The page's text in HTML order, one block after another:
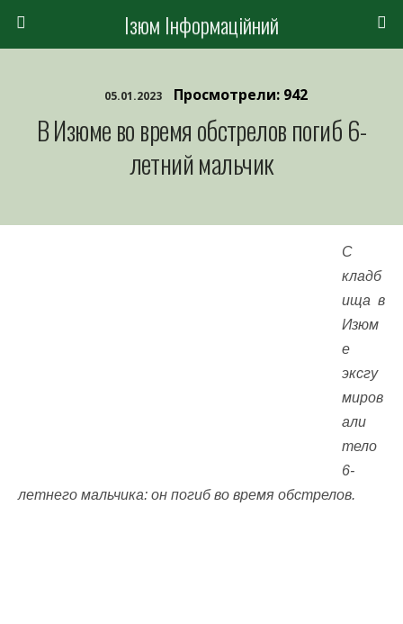
Ізюм Інформаційний
05.01.2023 Просмотрели: 942
В Изюме во время обстрелов погиб 6-
летний мальчик
С
кладб
ища в
Изюм
е
эксгу
миров
али
тело
6-
летнего мальчика: он погиб во время обстрелов.